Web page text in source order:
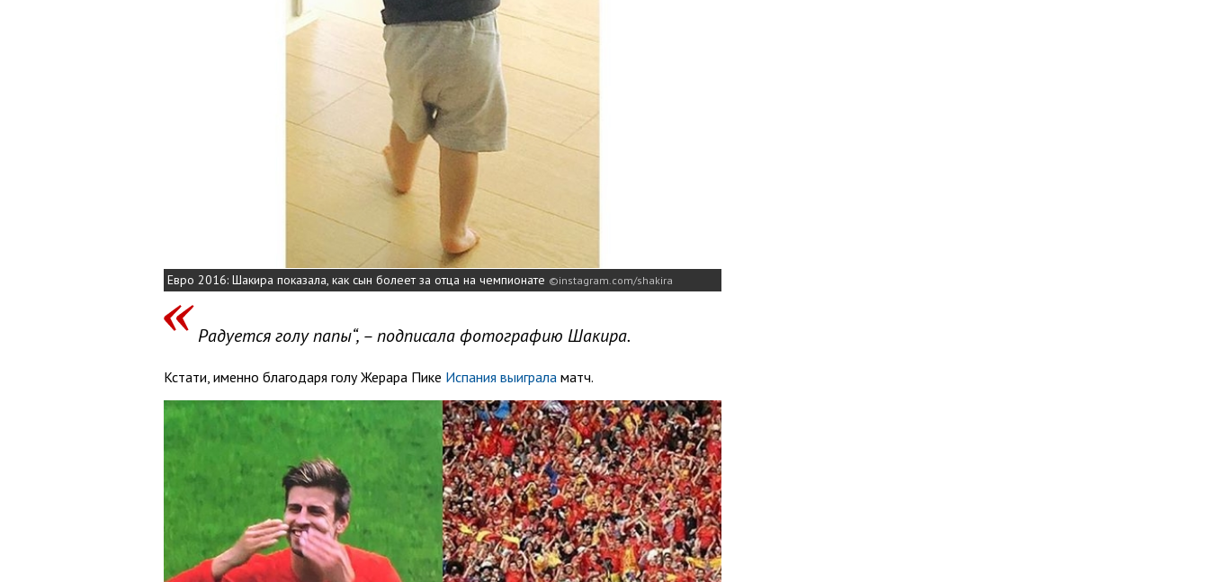
Евро 2016: Шакира показала, как сын болеет за отца на чемпионате instagram.com/shakira
Радуется голу папы“, – подписала фотографию Шакира.
Кстати, именно благодаря голу Жерара Пике Испания выиграла матч.